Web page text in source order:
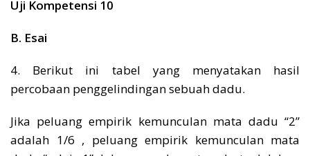
Uji Kompetensi 10
B. Esai
4. Berikut ini tabel yang menyatakan hasil
percobaan penggelindingan sebuah dadu.
Jika peluang empirik kemunculan mata dadu “2”
adalah 1/6 , peluang empirik kemunculan mata